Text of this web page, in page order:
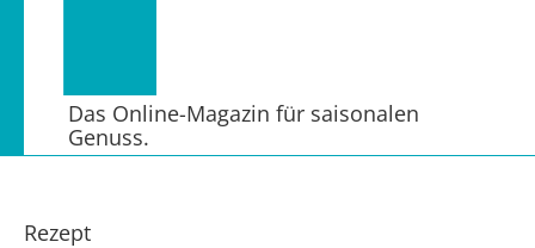
Das Online-Magazin für saisonalen
Genuss.
Rezept